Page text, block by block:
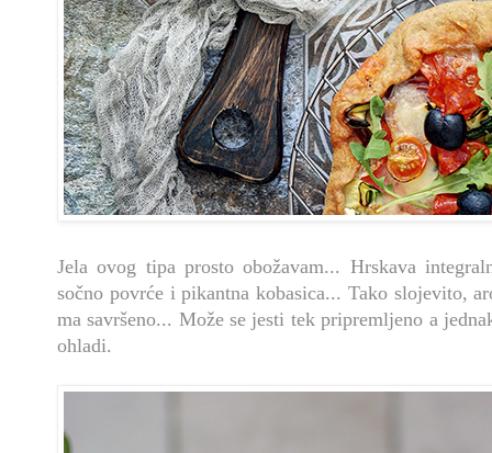
Jela ovog tipa prosto obožavam... Hrskava
sočno povrće i pikantna kobasica... Tako slojevito,
ma savršeno... Može se jesti tek pripremljeno a
ohladi.